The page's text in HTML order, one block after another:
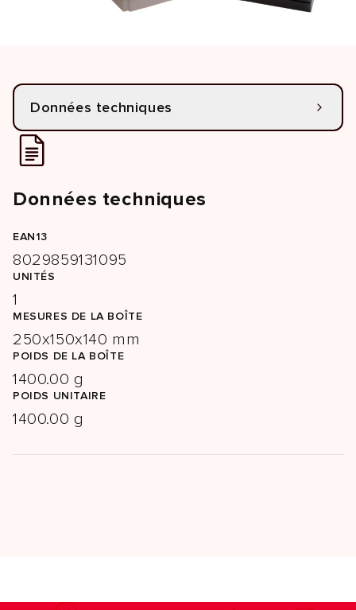
Données techniques
Données techniques
EAN13
8029859131095
UNITÉS
1
MESURES DE LA BOÎTE
250x150x140 mm
POIDS DE LA BOÎTE
1400.00 g
POIDS UNITAIRE
1400.00 g